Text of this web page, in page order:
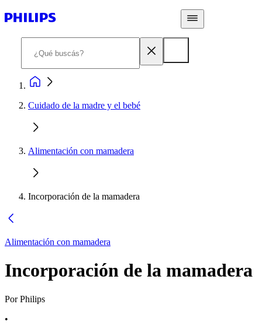
Cuidado de la madre y el bebé
Alimentación con mamadera
Incorporación de la mamadera
Alimentación con mamadera
Incorporación de la mamadera
Por Philips
•